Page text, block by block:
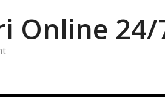
Online 24/